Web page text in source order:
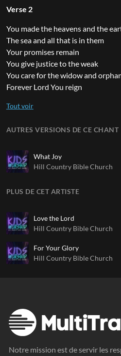
Verse 2
You made the heavens and the
The sea and all that is in them
Your promises remain
You give justice to the weak
You care for the widow and
Forever Lord You reign
AUTRES VERSIONS DE CE CHANT
What Joy
Hill Country Bible Church
PLUS DE CET ARTISTE
Love the Lord
Hill Country Bible Church
For Your Glory
Hill Country Bible Church
Notre mission est de servir les